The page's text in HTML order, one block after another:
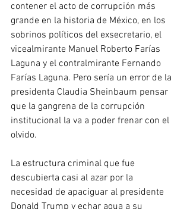
contener el acto de corrupción más
grande en la historia de México, en los
sobrinos políticos del exsecretario, el
vicealmirante Manuel Roberto Farías
Laguna y el contralmirante Fernando
Farías Laguna. Pero sería un error de la
presidenta Claudia Sheinbaum pensar
que la gangrena de la corrupción
institucional la va a poder frenar con el
olvido.
La estructura criminal que fue
descubierta casi al azar por la
necesidad de apaciguar al presidente
Donald Trump y echar agua a su